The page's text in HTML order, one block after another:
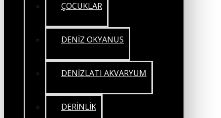
ÇOCUKLAR
DENİZ OKYANUS
DENİZLATI AKVARYUM
DERİNLİK